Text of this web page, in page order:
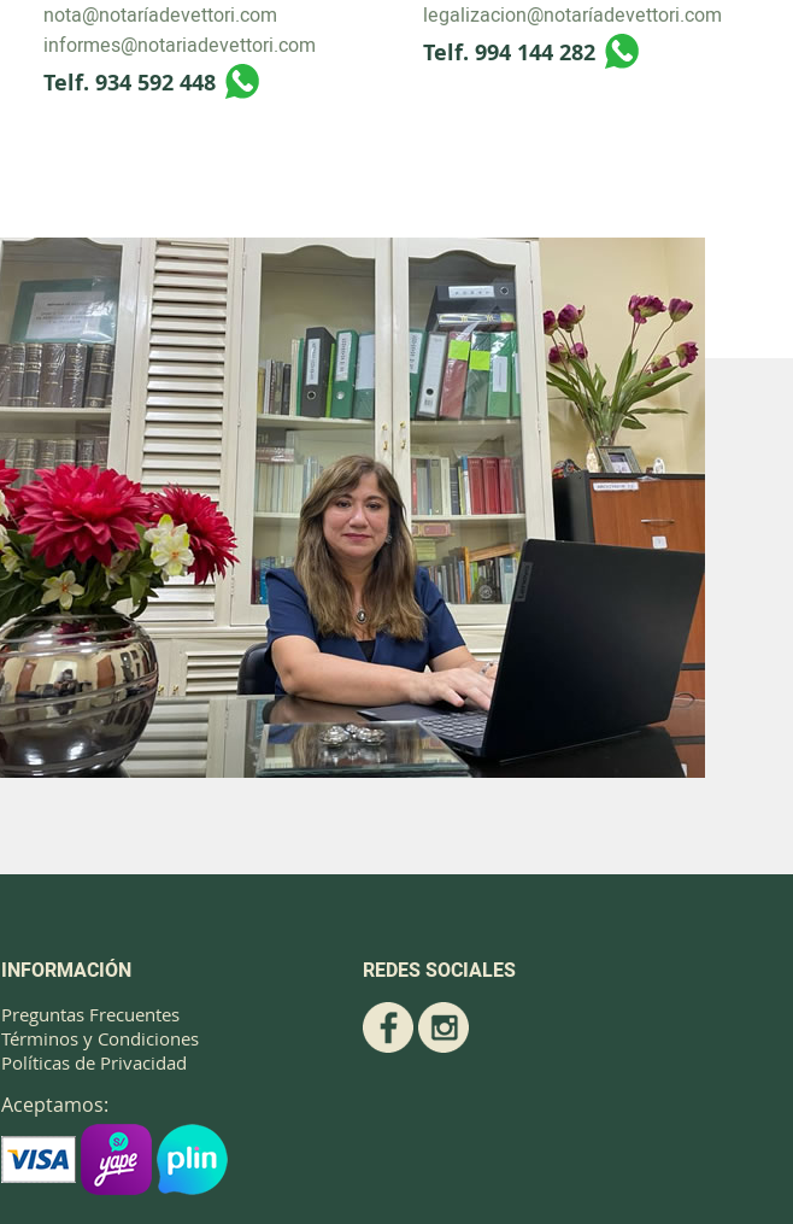
nota@notaríadevettori.com
informes@notariadevettori.com
Telf. 934 592 448
legalizacion@notaríadevettori.com
Telf. 994 144 282
INFORMACIÓN
Preguntas Frecuentes
Términos y Condiciones
Políticas de Privacidad
Aceptamos:
REDES SOCIALES